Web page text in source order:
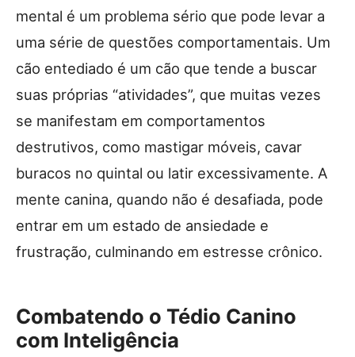
mental é um problema sério que pode levar a
uma série de questões comportamentais. Um
cão entediado é um cão que tende a buscar
suas próprias “atividades”, que muitas vezes
se manifestam em comportamentos
destrutivos, como mastigar móveis, cavar
buracos no quintal ou latir excessivamente. A
mente canina, quando não é desafiada, pode
entrar em um estado de ansiedade e
frustração, culminando em estresse crônico.
Combatendo o Tédio Canino
com Inteligência